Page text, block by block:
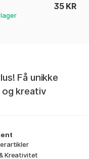
35 KR
Få unikke
kreativ
Kreativitet